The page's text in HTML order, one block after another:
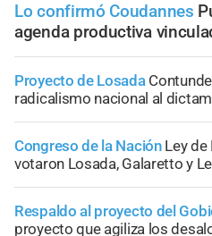
Lo confirmó Coudannes
agenda productiva
Proyecto de Losada
radicalismo nacional al
Congreso de la Nación Ley
votaron Losada, Galaretto y
Respaldo al proyecto del
proyecto que agiliza los